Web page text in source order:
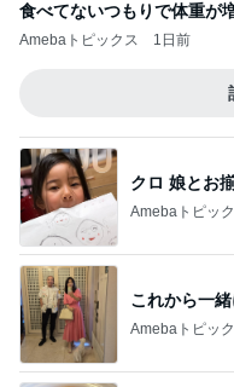
食べてないつもりで体重が
Amebaトピックス 1日前
クロ 娘とお
Amebaトピッ
これから一
Amebaトピッ